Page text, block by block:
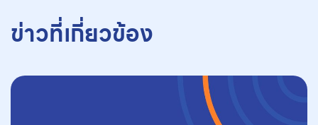
ข่าวที่เกี่ยวข้อง